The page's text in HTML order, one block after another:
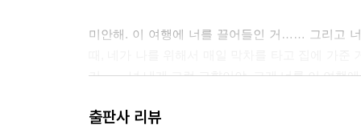
미안해. 이 여행에 너를 끌어들인 거…… 그리고
거…… 넌 내게 그런 고향이야. 그게 너를 이 여행에
출판사 리뷰